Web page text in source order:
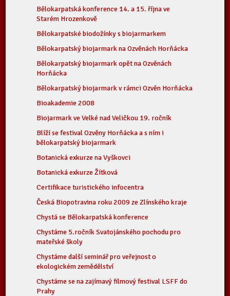
Bělokarpatská konference 14. a 15. října ve
Starém Hrozenkově
Bělokarpatské biodožínky s biojarmarkem
Bělokarpatský biojarmark na Ozvěnách Horňácka
Bělokarpatský biojarmark opět na Ozvěnách
Horňácka
Bělokarpatský biojarmark v rámci Ozvěn Horňácka
Bioakademie 2008
Biojarmark ve Velké nad Veličkou 19. ročník
Blíží se festival Ozvěny Horňácka a s ním i
bělokarpatský biojarmark
Botanická exkurze na Vyškovci
Botanická exkurze Žítková
Certifikace turistického infocentra
Česká Biopotravina roku 2009 ze Zlínského kraje
Chystá se Bělokarpatská konference
Chystáme 5.ročník Svatojánského pochodu pro
mateřské školy
Chystáme další seminář pro veřejnost o
ekologickém zemědělství
Chystáme se na zajímavý filmový festival LSFF do
Prahy